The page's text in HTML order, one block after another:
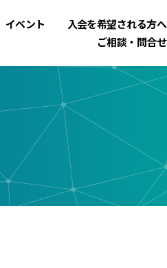
イベント
入会を希望される方へ
ご相談・問合せ